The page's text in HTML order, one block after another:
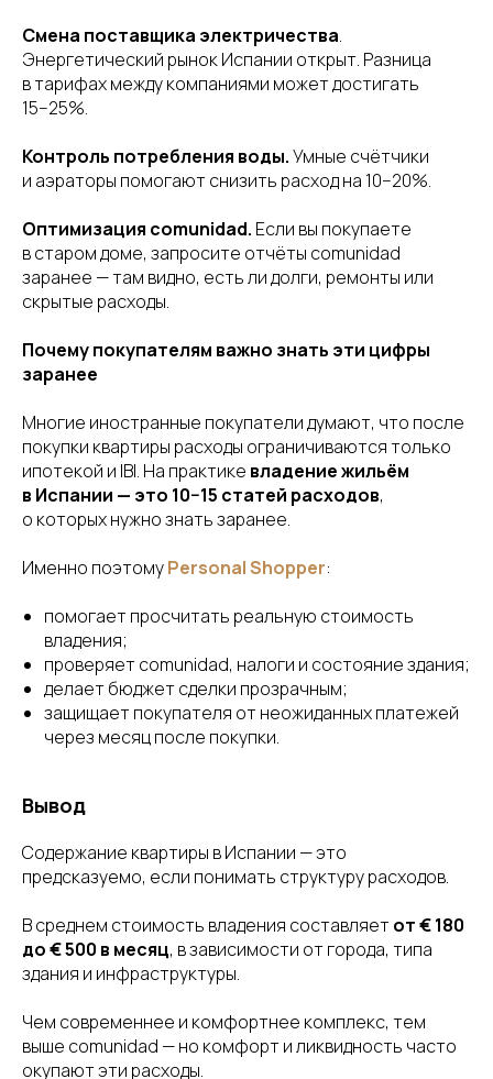
Смена поставщика электричества.
Энергетический рынок Испании открыт. Разница
в тарифах между компаниями может достигать
15−25%.
Контроль потребления воды.Умные счётчики
и аэраторы помогают снизить расход на 10−20%.
Оптимизация comunidad. Если вы покупаете
в старом доме, запросите отчёты comunidad
заранее — там видно, есть ли долги, ремонты или
скрытые расходы.
Почему покупателям важно знать эти цифры
заранее
Многие иностранные покупатели думают, что после
покупки квартиры расходы ограничиваются только
ипотекой и IBI. На практике владение жильём
в Испании — это 10−15 статей расходов,
о которых нужно знать заранее.
Именно поэтомуPersonal Shopper:
помогает просчитать реальную стоимость
владения;
проверяет comunidad, налоги и состояние здания;
делает бюджет сделки прозрачным;
защищает покупателя от неожиданных платежей
через месяц после покупки.
Вывод
Содержание квартиры в Испании — это
предсказуемо, если понимать структуру расходов.
В среднем стоимость владения составляетот € 180
до € 500 в месяц, в зависимости от города, типа
здания и инфраструктуры.
Чем современнее и комфортнее комплекс, тем
выше comunidad — но комфорт и ликвидность часто
окупают эти расходы.